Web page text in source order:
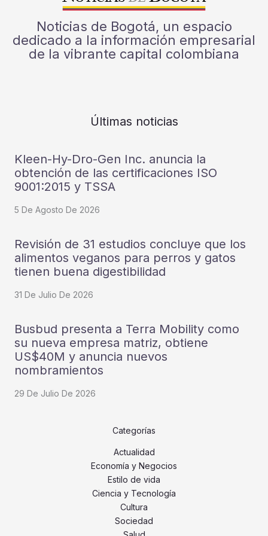
Noticias de Bogotá, un espacio
dedicado a la información empresarial
de la vibrante capital colombiana
Últimas noticias
Kleen-Hy-Dro-Gen Inc. anuncia la
obtención de las certificaciones ISO
9001:2015 y TSSA
5 De Agosto De 2026
Revisión de 31 estudios concluye que los
alimentos veganos para perros y gatos
tienen buena digestibilidad
31 De Julio De 2026
Busbud presenta a Terra Mobility como
su nueva empresa matriz, obtiene
US$40M y anuncia nuevos
nombramientos
29 De Julio De 2026
Categorías
Actualidad
Economía y Negocios
Estilo de vida
Ciencia y Tecnología
Cultura
Sociedad